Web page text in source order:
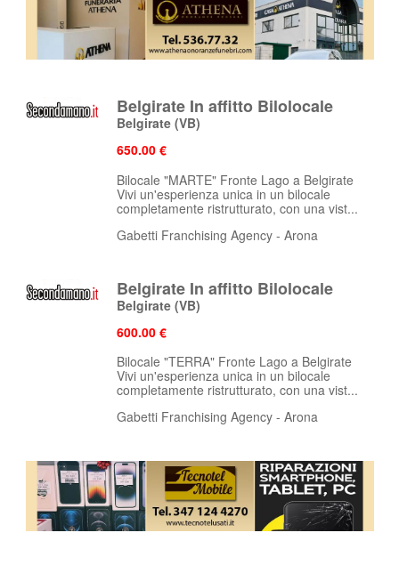
Belgirate In affitto Bilolocale
Belgirate (VB)
650.00 €
Bilocale "MARTE" Fronte Lago a Belgirate
Vivi un'esperienza unica in un bilocale
completamente ristrutturato, con una vist...
Gabetti Franchising Agency - Arona
Belgirate In affitto Bilolocale
Belgirate (VB)
600.00 €
Bilocale "TERRA" Fronte Lago a Belgirate
Vivi un'esperienza unica in un bilocale
completamente ristrutturato, con una vist...
Gabetti Franchising Agency - Arona